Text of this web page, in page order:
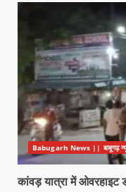
Babugarh News || बाबूगढ़
कांवड़ यात्रा में ओवरहाइट